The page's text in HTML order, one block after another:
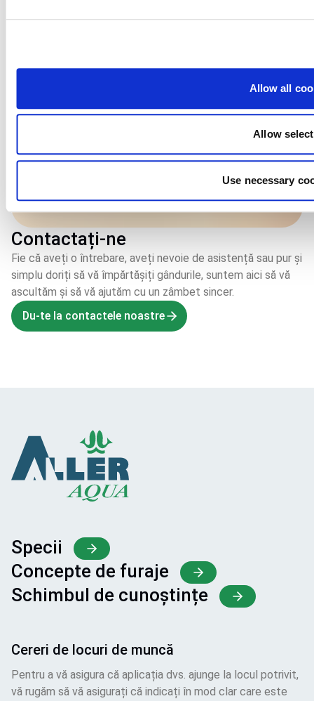
Allow all
Allow
Use necessary
Contactați-ne
Fie că aveți o întrebare, aveți nevoie de asistență sau pur și
simplu doriți să vă împărtășiți gândurile, suntem aici să vă
ascultăm și să vă ajutăm cu un zâmbet sincer.
Du-te la contactele noastre
Specii
Concepte de furaje
Schimbul de cunoștințe
Cereri de locuri de muncă
Pentru a vă asigura că aplicația dvs. ajunge la locul potrivit,
vă rugăm să vă asigurați că indicați în mod clar care este